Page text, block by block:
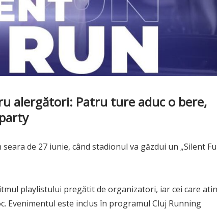
alergători: Patru ture aduc o bere,
seara de 27 iunie, când stadionul va găzdui un „Silent
playlistului pregătit de organizatori, iar cei care
Evenimentul este inclus în programul Cluj Running